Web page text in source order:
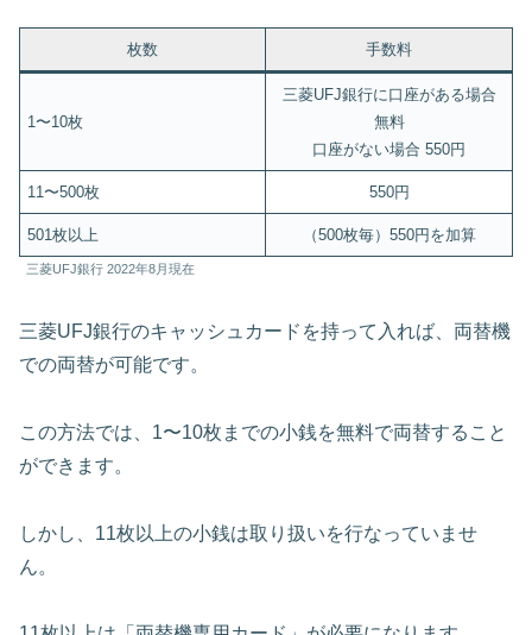
枚数 手数料
1〜10枚
三菱UFJ銀行に口座がある場合
無料
口座がない場合 550円
11〜500枚 550円
501枚以上 （500枚毎）550円を加算
三菱UFJ銀行 2022年8月現在
三菱UFJ銀行のキャッシュカードを持って入れば、両替機
での両替が可能です。
この方法では、1〜10枚までの小銭を無料で両替すること
ができます。
しかし、11枚以上の小銭は取り扱いを行なっていませ
ん。